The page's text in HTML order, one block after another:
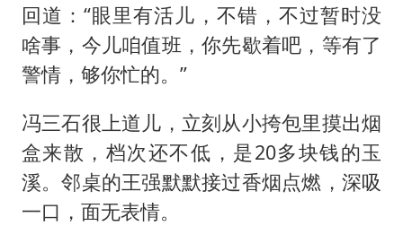
回道：“眼里有活儿，不错，不过暂时没
啥事，今儿咱值班，你先歇着吧，等有了
警情，够你忙的。”
冯三石很上道儿，立刻从小挎包里摸出烟
盒来散，档次还不低，是20多块钱的玉
溪。邻桌的王强默默接过香烟点燃，深吸
一口，面无表情。